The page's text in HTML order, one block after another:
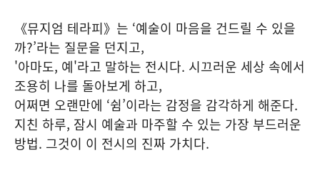
《뮤지엄 테라피》는 ‘예술이 마음을 건드릴 수 있을
까?’라는 질문을 던지고,
'아마도, 예'라고 말하는 전시다. 시끄러운 세상 속에서
조용히 나를 돌아보게 하고,
어쩌면 오랜만에 ‘쉼’이라는 감정을 감각하게 해준다.
지친 하루, 잠시 예술과 마주할 수 있는 가장 부드러운
방법. 그것이 이 전시의 진짜 가치다.